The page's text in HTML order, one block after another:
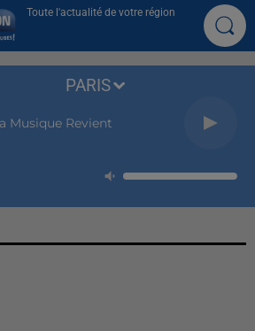
Toute l'actualité de votre région
Musique Revient
PARIS